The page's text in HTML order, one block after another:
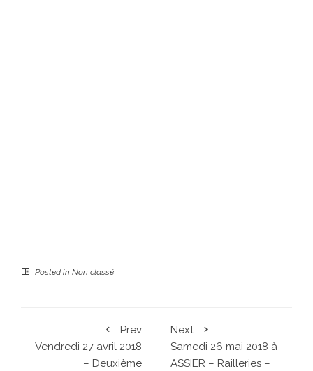
Posted in Non classé
Prev
Vendredi 27 avril 2018
– Deuxième
Next
Samedi 26 mai 2018 à
ASSIER – Railleries –